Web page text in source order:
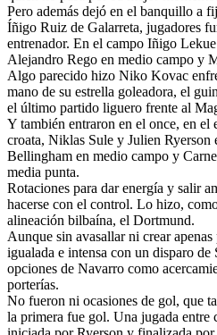
Pero además dejó en el banquillo a
Íñigo Ruiz de Galarreta, jugadores
entrenador. En el campo Iñigo
Alejandro Rego en medio campo y
Algo parecido hizo Niko Kovac
mano de su estrella goleadora, el
el último partido liguero frente al
Y también entraron en el once, en el
croata, Niklas Sule y Julien Ryerson
Bellingham en medio campo y
media punta.
Rotaciones para dar energía y salir
hacerse con el control. Lo hizo,
alineación bilbaína, el Dortmund.
Aunque sin avasallar ni crear
igualada e intensa con un disparo de
opciones de Navarro como
porterías.
No fueron ni ocasiones de gol, que
la primera fue gol. Una jugada entre